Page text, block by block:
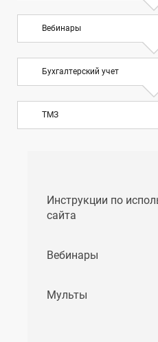
Вебинары
Бухгалтерский учет
ТМЗ
Инструкции по
сайта
Вебинары
Мульты